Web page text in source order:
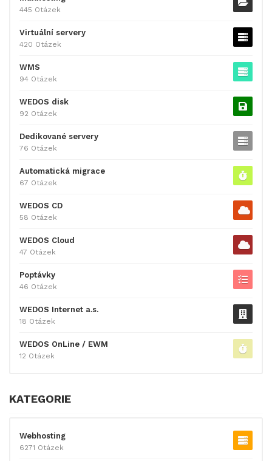
445 Otázek
Virtuální servery
420 Otázek
WMS
94 Otázek
WEDOS disk
92 Otázek
Dedikované servery
76 Otázek
Automatická migrace
67 Otázek
WEDOS CD
58 Otázek
WEDOS Cloud
47 Otázek
Poptávky
46 Otázek
WEDOS Internet a.s.
18 Otázek
WEDOS OnLine / EWM
12 Otázek
KATEGORIE
Webhosting
6271 Otázek